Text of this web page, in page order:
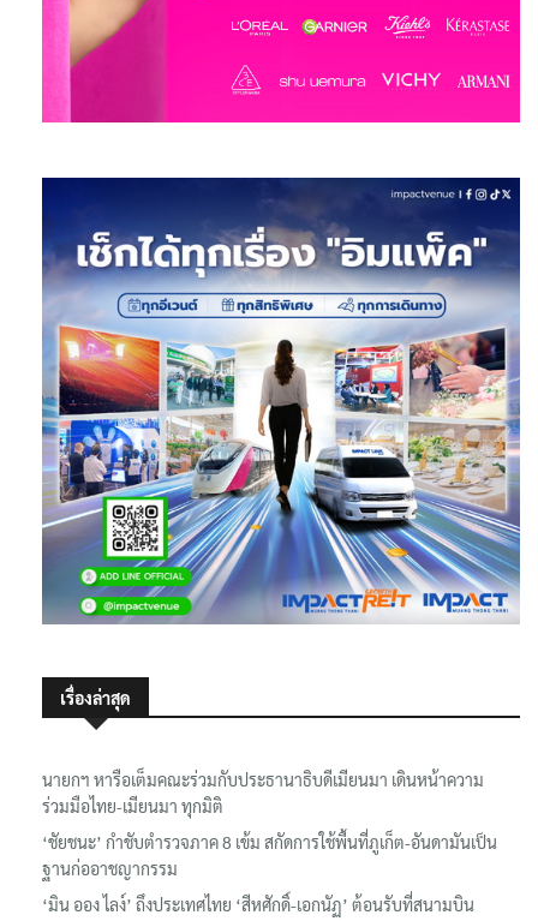
เรื่องล่าสุด
นายกฯ หารือเต็มคณะร่วมกับประธานาธิบดีเมียนมา เดินหน้าความ
ร่วมมือไทย-เมียนมา ทุกมิติ
‘ชัยชนะ’ กำชับตำรวจภาค 8 เข้ม สกัดการใช้พื้นที่ภูเก็ต-อันดามันเป็น
ฐานก่ออาชญากรรม
‘มิน ออง ไลง์’ ถึงประเทศไทย ‘สีหศักดิ์-เอกนัฏ’ ต้อนรับที่สนามบิน